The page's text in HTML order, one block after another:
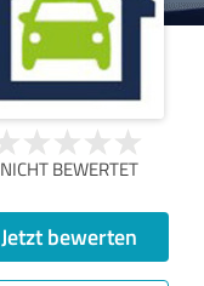
NICHT BEWERTET
Jetzt bewerten